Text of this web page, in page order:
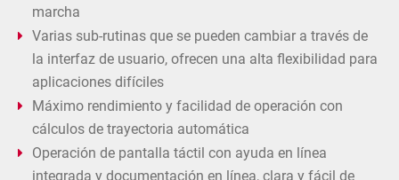
marcha
Varias sub-rutinas que se pueden cambiar a través de
la interfaz de usuario, ofrecen una alta flexibilidad para
aplicaciones difíciles
Máximo rendimiento y facilidad de operación con
cálculos de trayectoria automática
Operación de pantalla táctil con ayuda en línea
integrada y documentación en línea, clara y fácil de